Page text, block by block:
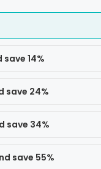
save 14%
save 24%
save 34%
save 55%